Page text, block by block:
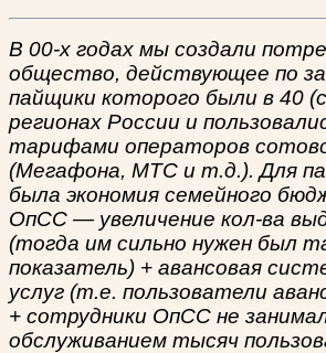
В 00-х годах мы создали
общество, действующее по
пайщики которого были в 40
регионах России и
тарифами операторов
(Мегафона, МТС и т.д.). Для
была экономия семейного
ОпСС — увеличение кол-ва
(тогда им сильно нужен был
показатель) + авансовая
услуг (т.е. пользователи
+ сотрудники ОпСС не
обслуживанием тысяч